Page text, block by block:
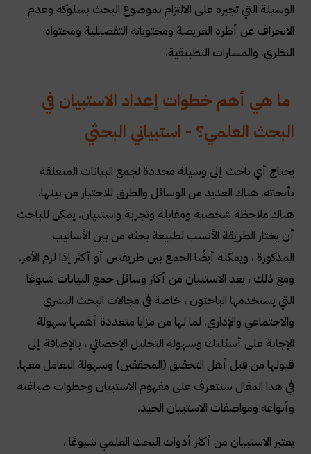
الوسيلة التي تجبره على الالتزام بموضوع البحث بسلوكه وعدم
الانحراف عن أطره العريضة ومحتوياته التفصيلية ومحتواه
النظري. والمسارات التطبيقية.
ما هي أهم خطوات إعداد الاستبيان في
البحث العلمي؟ - استبياني البحثي
يحتاج أي باحث إلى وسيلة محددة لجمع البيانات المتعلقة
بأبحاثه. هناك العديد من الوسائل والطرق للاختيار من بينها.
هناك ملاحظة شخصية ومقابلة وتجربة واستبيان. يمكن للباحث
أن يختار الطريقة الأنسب لطبيعة بحثه من بين الأساليب
المذكورة ، ويمكنه أيضًا الجمع بين طريقتين أو أكثر إذا لزم الأمر.
ومع ذلك ، يعد الاستبيان من أكثر وسائل جمع البيانات شيوعًا
التي يستخدمها الباحثون ، خاصة في مجالات البحث البشري
والاجتماعي والإداري. لما لها من مزايا متعددة أهمها سهولة
الإجابة على أسئلتك وسهولة التحليل الإحصائي ، بالإضافة إلى
قبولها من قبل أهل التحقيق (المحققين) وسهولة التعامل معها.
في هذا المقال سنتعرف على مفهوم الاستبيان وخطوات صياغته
وأنواعه ومواصفات الاستبيان الجيد.
يعتبر الاستبيان من أكثر أدوات البحث العلمي شيوعًا ،